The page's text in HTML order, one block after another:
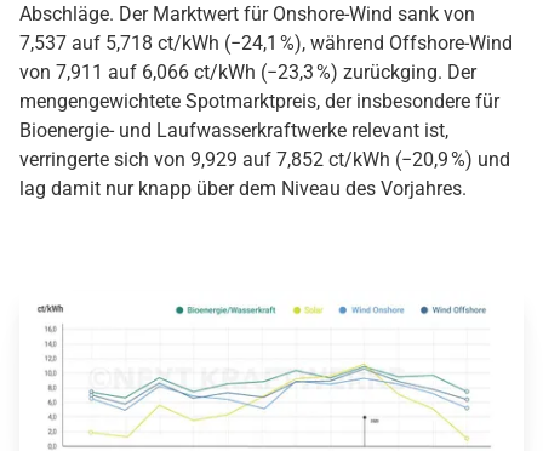
Abschläge. Der Marktwert für Onshore-Wind sank von
7,537 auf 5,718 ct/kWh (−24,1 %), während Offshore-Wind
von 7,911 auf 6,066 ct/kWh (−23,3 %) zurückging. Der
mengen­gewichtete Spotmarktpreis, der insbesondere für
Bioenergie- und Laufwasserkraftwerke relevant ist,
verringerte sich von 9,929 auf 7,852 ct/kWh (−20,9 %) und
lag damit nur knapp über dem Niveau des Vorjahres.